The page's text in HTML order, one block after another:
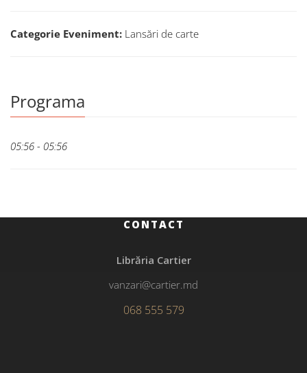
Categorie Eveniment: Lansări de carte
Programa
05:56 - 05:56
CONTACT
Librăria Cartier
vanzari@cartier.md
068 555 579